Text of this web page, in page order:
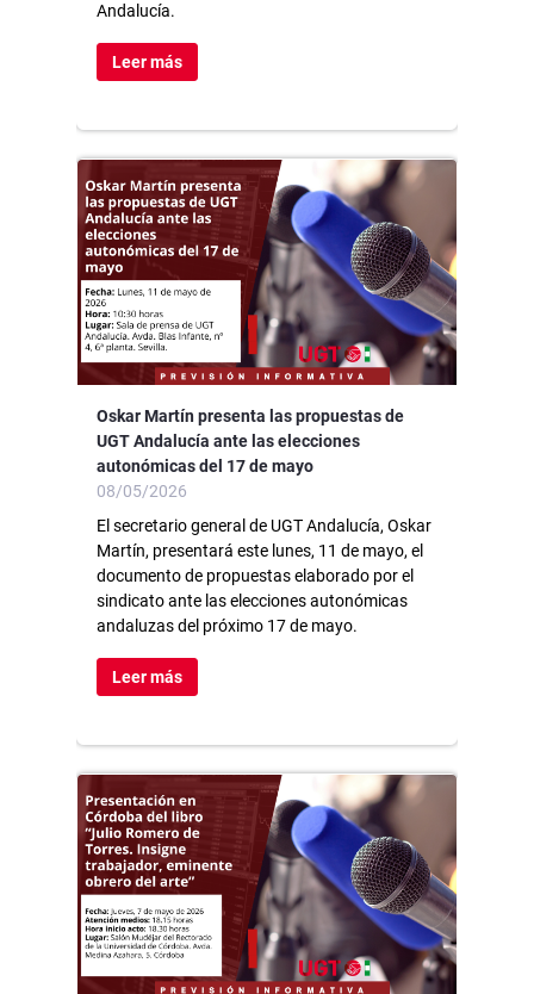
Andalucía.
Leer más
Oskar Martín presenta las propuestas de
UGT Andalucía ante las elecciones
autonómicas del 17 de mayo
08/05/2026
El secretario general de UGT Andalucía, Oskar
Martín, presentará este lunes, 11 de mayo, el
documento de propuestas elaborado por el
sindicato ante las elecciones autonómicas
andaluzas del próximo 17 de mayo.
Leer más